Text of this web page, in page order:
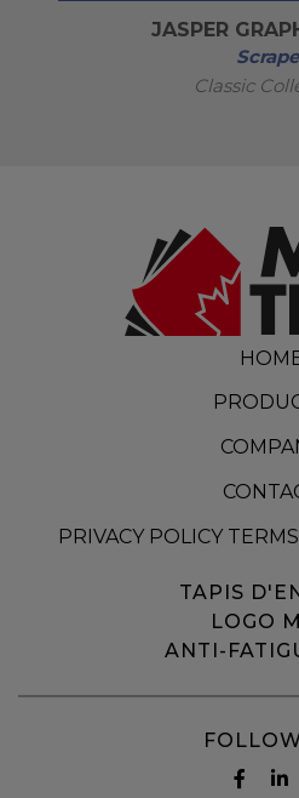
JASPER
Classic
PRIVACY POLICY
TAPIS
LOGO
ANTI-